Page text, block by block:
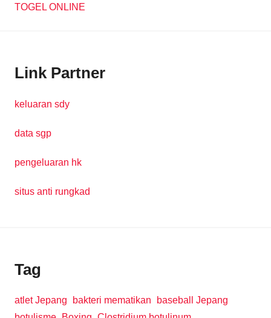
TOGEL ONLINE
Link Partner
keluaran sdy
data sgp
pengeluaran hk
situs anti rungkad
Tag
atlet Jepang bakteri mematikan
baseball Jepang